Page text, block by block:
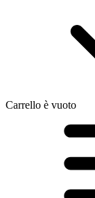
Carrello è vuoto